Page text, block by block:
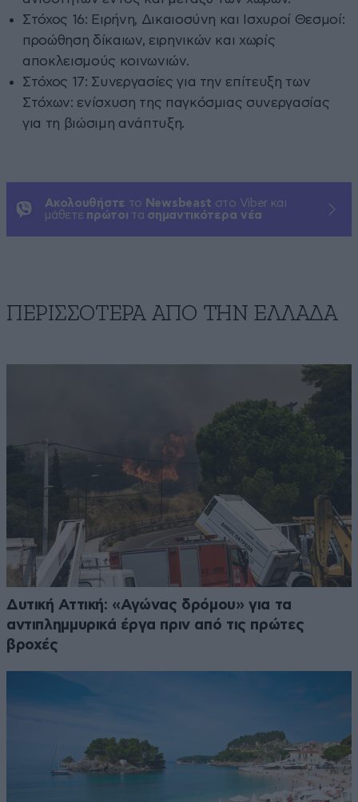
Στόχος 16: Ειρήνη, Δικαιοσύνη και Ισχυροί Θεσμοί:
προώθηση δίκαιων, ειρηνικών και χωρίς
αποκλεισμούς κοινωνιών.
Στόχος 17: Συνεργασίες για την επίτευξη των
Στόχων: ενίσχυση της παγκόσμιας συνεργασίας
για τη βιώσιμη ανάπτυξη.
Ακολουθήστε το Newsbeast στο Viber και
μάθετε πρώτοι τα σημαντικότερα νέα
ΠΕΡΙΣΣΟΤΕΡΑ ΑΠΟ ΤΗΝ ΕΛΛΑΔΑ
Δυτική Αττική: «Αγώνας δρόμου» για τα
αντιπλημμυρικά έργα πριν από τις πρώτες
βροχές